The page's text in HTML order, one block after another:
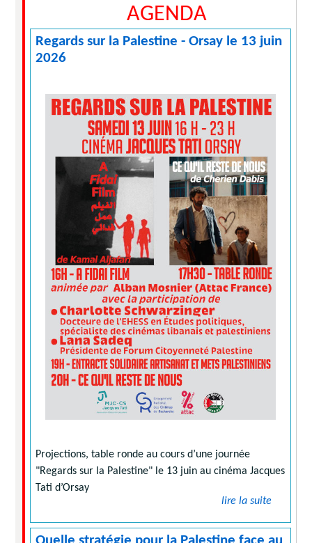
AGENDA
Regards sur la Palestine - Orsay le 13 juin
2026
Projections, table ronde au cours d’une journée
"Regards sur la Palestine" le 13 juin au cinéma Jacques
Tati d’Orsay
lire la suite